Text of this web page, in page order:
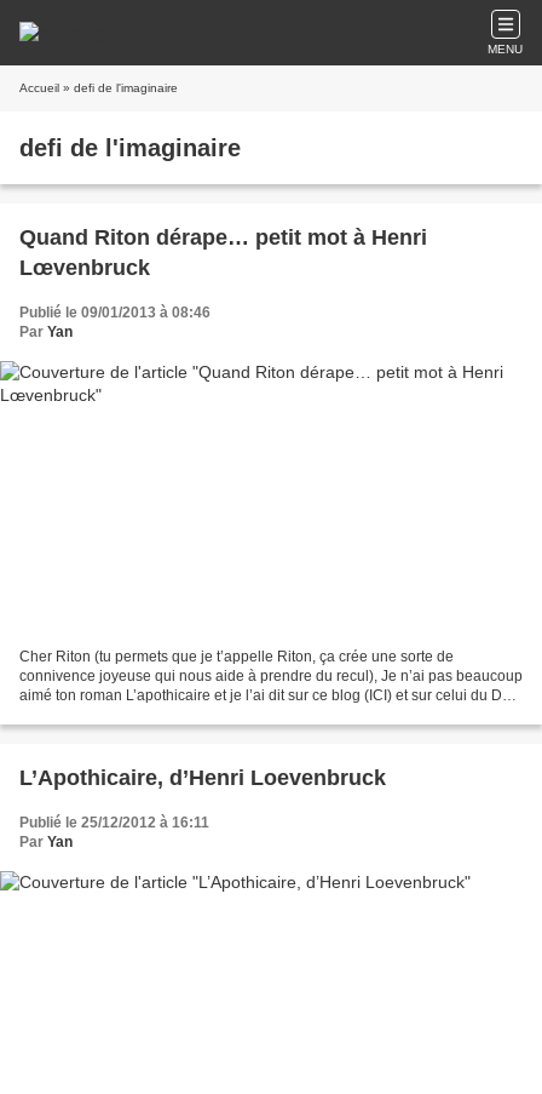
MENU
Accueil » defi de l'imaginaire
defi de l'imaginaire
Quand Riton dérape… petit mot à Henri
Lœvenbruck
Publié le 09/01/2013 à 08:46
Par Yan
Cher Riton (tu permets que je t’appelle Riton, ça crée une sorte de
connivence joyeuse qui nous aide à prendre du recul), Je n’ai pas beaucoup
aimé ton roman L’apothicaire et je l’ai dit sur ce blog (ICI) et sur celui du Défi
L’Apothicaire, d’Henri Loevenbruck
Publié le 25/12/2012 à 16:11
Par Yan